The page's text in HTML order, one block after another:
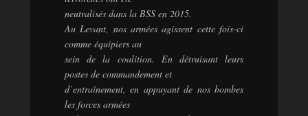
neutralisés dans la BSS en 2015.
Au Levant, nos armées agissent cette fois-ci
comme équipiers au
sein de la coalition. En détruisant leurs
postes de commandement et
d’entraînement, en appuyant de nos bombes
les forces armées